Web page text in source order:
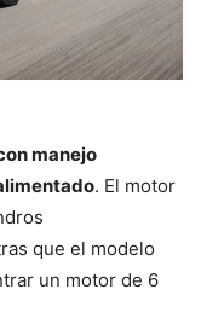
manejo
. El motor
que el modelo
un motor de 6